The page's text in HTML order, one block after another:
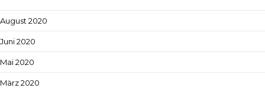
August 2020
Juni 2020
Mai 2020
März 2020